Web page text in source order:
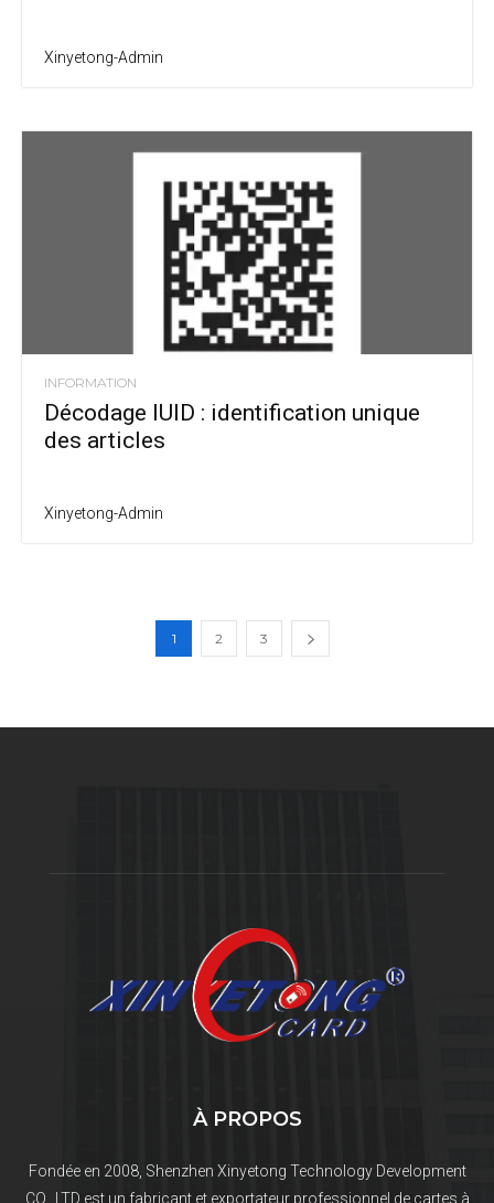
Xinyetong-Admin
INFORMATION
Décodage IUID : identification unique
des articles
Xinyetong-Admin
1 2 3
À PROPOS
Fondée en 2008, Shenzhen Xinyetong Technology Development
CO., LTD est un fabricant et exportateur professionnel de cartes à